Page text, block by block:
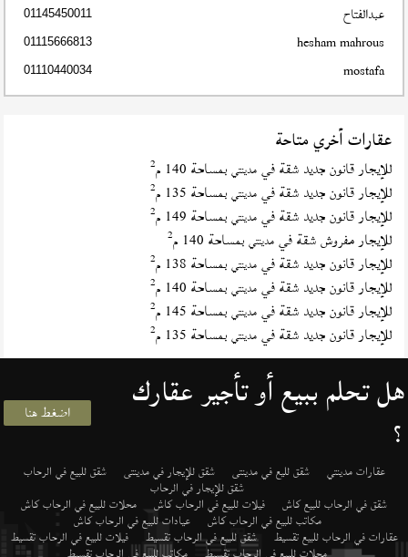
عبدالفتاح 01145450011
hesham mahrous
01115666813
mostafa
01110440034
عقارات أخري متاحة
للإيجار قانون جديد شقة فيمدينتي بمساحة 140 م 2
للإيجار قانون جديد شقة فيمدينتي بمساحة 135 م 2
للإيجار قانون جديد شقة فيمدينتي بمساحة 149 م 2
للإيجار مفروش شقة فيمدينتي بمساحة 140 م 2
للإيجار قانون جديد شقة فيمدينتي بمساحة 138 م 2
للإيجار قانون جديد شقة فيمدينتي بمساحة 140 م 2
للإيجار قانون جديد شقة فيمدينتي بمساحة 145 م 2
للإيجار قانون جديد شقة فيمدينتي بمساحة 135 م 2
هل تحلم ببيع أو تأجير عقارك
؟ اضغط هنا
عقارات مدينتي شقق لليع في مدينتى شقق للإيجار في مدينتى شقق للبيع في الرحاب
شقق للإيجار في الرحاب
شقق في الرحاب للبيع كاش فيلات للبيع في الرحاب كاش محلات للبيع في الرحاب كاش
مكاتب للبيع في الرحاب كاش عيادات للبيع في الرحاب كاش
عقارات في الرحاب للبيع تقسيط شقق للبيع في الرحاب تقسيط فيلات للبيع في الرحاب تقسيط